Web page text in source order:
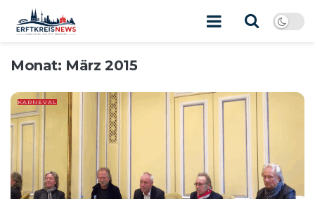
Monat: März 2015
KARNEVAL